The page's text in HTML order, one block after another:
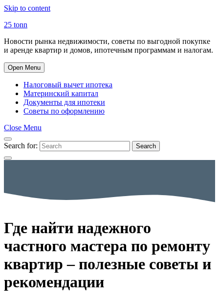
Skip to content
25 tonn
Новости рынка недвижимости, советы по выгодной покупке
и аренде квартир и домов, ипотечным программам и налогам.
Open Menu
Налоговый вычет ипотека
Материнский капитал
Документы для ипотеки
Советы по оформлению
Close Menu
Search for: Search
Где найти надежного
частного мастера по ремонту
квартир – полезные советы и
рекомендации